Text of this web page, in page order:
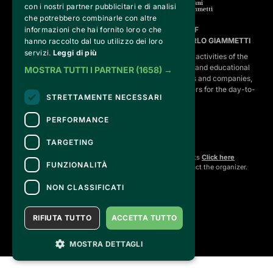
FVG SERVICES SRL ON BEHALF OF
FONDAZIONE VALENTINO GARAVANI E GIANCARLO GIAMMETTI
is the operational entity that implements the core activities of the
Fondazione, developing strategies for the cultural and educational
program, establishing partnerships with institutions and companies,
and hiring the relevant staff, consultants and suppliers for the day-to-
day running of the activities.
For information and support in purchasing tickets Click here
For information on the program and the event, contact the organizer.
con i nostri partner pubblicitari e di analisi
che potrebbero combinarle con altre
informazioni che hai fornito loro o che
hanno raccolto dal tuo utilizzo dei loro
servizi. Leggi di più
MOSTRA TUTTI I PARTNER (1658) →
STRETTAMENTE NECESSARI
PERFORMANCE
TARGETING
FUNZIONALITÀ
NON CLASSIFICATI
ACCETTA TUTTO
RIFIUTA TUTTO
MOSTRA DETTAGLI